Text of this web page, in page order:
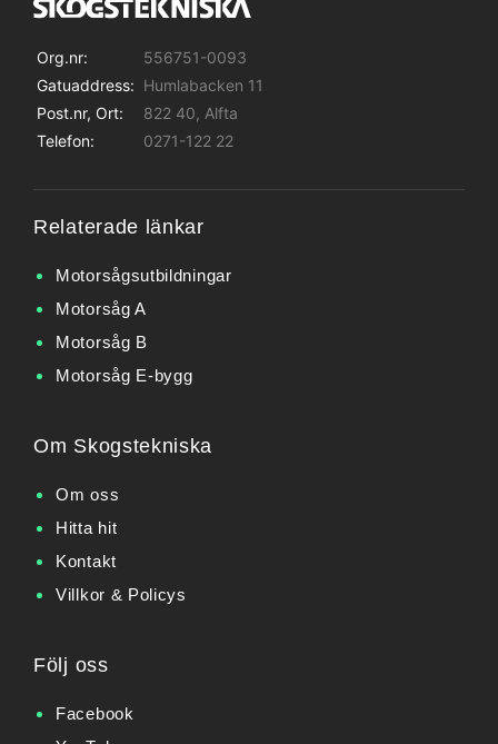
Org.nr:
556751-0093
Gatuaddress: Humlabacken 11
Post.nr, Ort:
822 40, Alfta
Telefon:
0271-122 22
Relaterade länkar
Motorsågsutbildningar
Motorsåg A
Motorsåg B
Motorsåg E-bygg
Om Skogstekniska
Om oss
Hitta hit
Kontakt
Villkor & Policys
Följ oss
Facebook